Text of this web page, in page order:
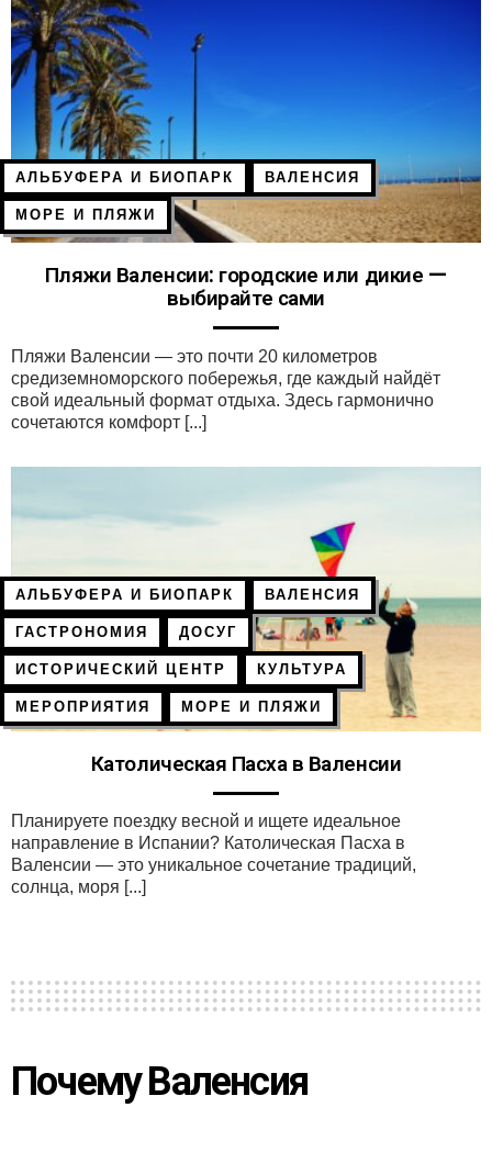
АЛЬБУФЕРА И БИОПАРК ВАЛЕНСИЯ
МОРЕ И ПЛЯЖИ
Пляжи Валенсии: городские или дикие —
выбирайте сами
Пляжи Валенсии — это почти 20 километров
средиземноморского побережья, где каждый найдёт
свой идеальный формат отдыха. Здесь гармонично
сочетаются комфорт [...]
АЛЬБУФЕРА И БИОПАРК ВАЛЕНСИЯ
ГАСТРОНОМИЯ ДОСУГ
ИСТОРИЧЕСКИЙ ЦЕНТР КУЛЬТУРА
МЕРОПРИЯТИЯ МОРЕ И ПЛЯЖИ
Католическая Пасха в Валенсии
Планируете поездку весной и ищете идеальное
направление в Испании? Католическая Пасха в
Валенсии — это уникальное сочетание традиций,
солнца, моря [...]
Почему Валенсия